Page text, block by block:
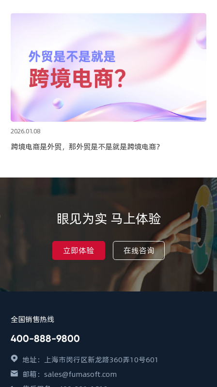
2026.01.08
跨境电商是外贸，那外贸是不是就是跨境电商？
眼见为实 马上体验
立即体验 在线咨询
全国销售热线
400-888-9800
地址：上海市闵行区新龙路360弄10号601
邮箱：sales@fumasoft.com